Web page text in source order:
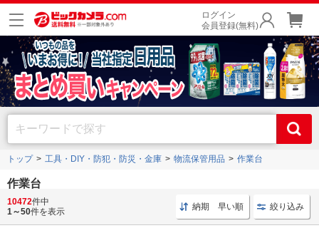
ログイン
会員登録(無料)
トップ 工具・DIY・防犯・防災・金庫 物流保管用品 作業台
作業台
軽量タイプや
などの作業台を豊富に取
り揃えております。
10472件中
1～50件を表示 納期 早い順 絞り込み